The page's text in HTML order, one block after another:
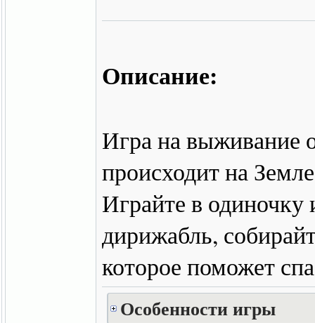
Описание:
Игра на выживание
происходит на
Играйте в одиночку
дирижабль,
которое поможет
Особенности игры